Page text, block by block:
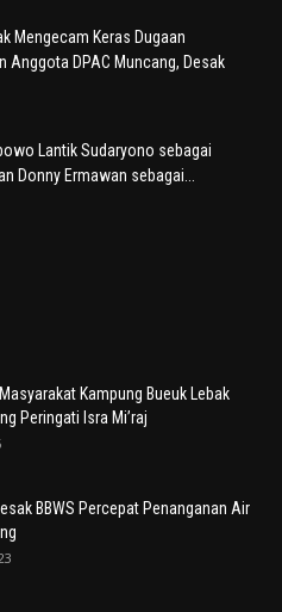
Mengecam Keras Dugaan
Anggota DPAC Muncang, Desak
Lantik Sudaryono sebagai
Donny Ermawan sebagai...
Kampung Bueuk Lebak
Peringati Isra Mi’raj
BBWS Percepat Penanganan Air